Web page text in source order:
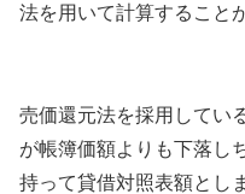
法を用いて計算すること
売価還元法を採用してい
が帳簿価額よりも下落し
持って貸借対照表額とし